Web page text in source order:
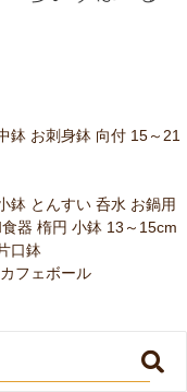
鉢 お刺身鉢 向付 15～21
鉢 とんすい 呑水 お鍋用
器 楕円 小鉢 13～15cm
口鉢
フェボール